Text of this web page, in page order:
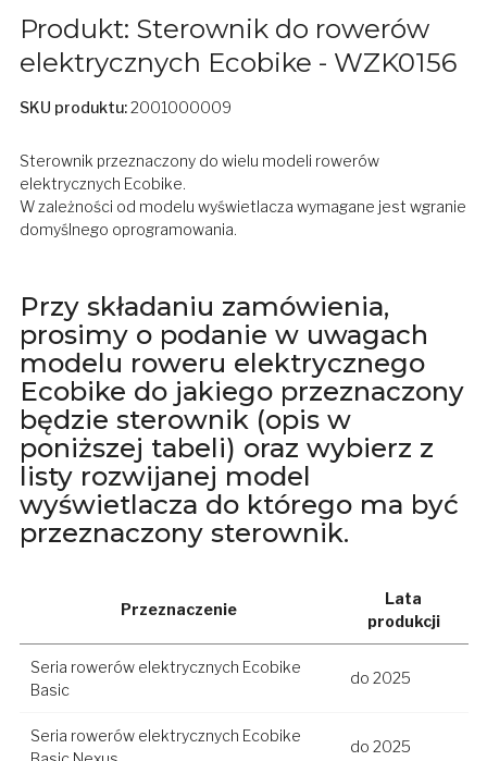
Produkt: Sterownik do rowerów
elektrycznych Ecobike - WZK0156
SKU produktu:2001000009
Sterownik przeznaczony do wielu modeli rowerów
elektrycznych Ecobike.
W zależności od modelu wyświetlacza wymagane jest wgranie
domyślnego oprogramowania.
Przy składaniu zamówienia,
prosimy o podanie w uwagach
modelu roweru elektrycznego
Ecobike do jakiego przeznaczony
będzie sterownik (opis w
poniższej tabeli) oraz wybierz z
listy rozwijanej model
wyświetlacza do którego ma być
przeznaczony sterownik.
Przeznaczenie
Lata
produkcji
Seria rowerów elektrycznych Ecobike
Basic
do 2025
Seria rowerów elektrycznych Ecobike
do 2025